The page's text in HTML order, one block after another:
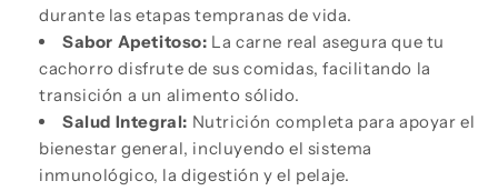
durante las etapas tempranas de vida.
Sabor Apetitoso: La carne real asegura que tu
cachorro disfrute de sus comidas, facilitando la
transición a un alimento sólido.
Salud Integral: Nutrición completa para apoyar el
bienestar general, incluyendo el sistema
inmunológico, la digestión y el pelaje.